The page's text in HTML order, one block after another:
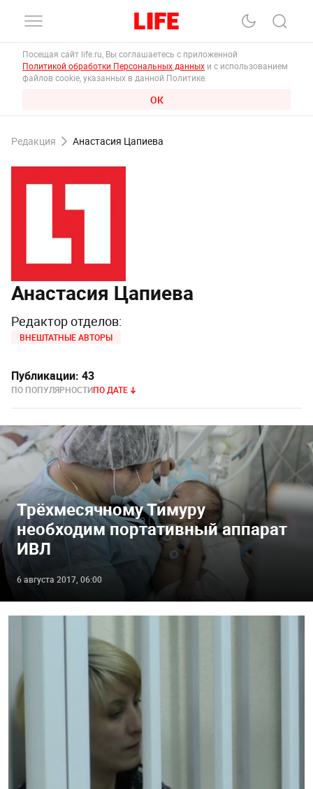
Посещая сайт life.ru, Вы соглашаетесь с приложенной
Политикой обработки Персональных данных и с использованием
файлов cookie, указанных в данной Политике.
ОК
Редакция Анастасия Цапиева
Анастасия Цапиева
Редактор отделов:
ВНЕШТАТНЫЕ АВТОРЫ
Публикации: 43
ПО ПОПУЛЯРНОСТИПО ДАТЕ
Трёхмесячному Тимуру
необходим портативный аппарат
ИВЛ
6 августа 2017, 06:00